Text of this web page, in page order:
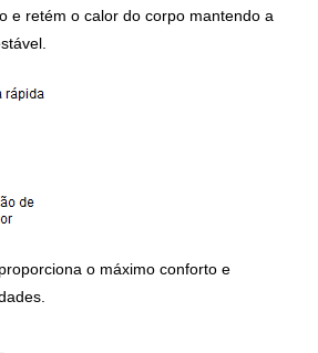
e retém o calor do corpo mantendo a
o máximo conforto e